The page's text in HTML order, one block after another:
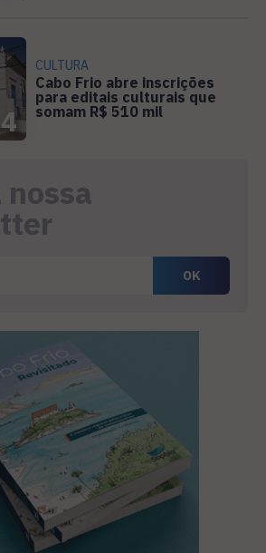
4
CULTURA
Cabo Frio abre inscrições
para editais culturais que
somam R$ 510 mil
nossa